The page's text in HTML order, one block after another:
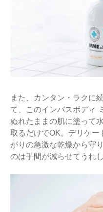
また、カンタン・ラクに
て、このインバスボディ
ぬれたままの肌に塗って
取るだけでOK。デリケー
がりの急激な乾燥から守
のは手間が減らせてうれ